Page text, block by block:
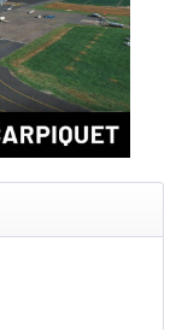
sim-wings Hamburg